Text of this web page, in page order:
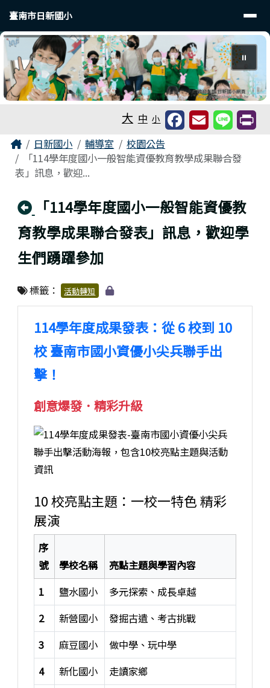
臺南市日新國小
導覽列
臺南市日新國小
⏸
大 中 小
主內容區域
Home日新國小 輔導室
校園公告
「114學年度國小一般智能資優教育教學成果聯合發
表」訊息，歡迎...
回上頁
「114學年度國小一般智能資優教
育教學成果聯合發表」訊息，歡迎學
生們踴躍參加
標籤： 活動轉知
114學年度成果發表：從 6 校到 10
校 臺南市國小資優小尖兵聯手出
擊！
創意爆發．精彩升級
10 校亮點主題：一校一特色 精彩
展演
序
號
學校名稱
亮點主題與學習內容
1
鹽水國小
多元探索、成長卓越
2
新營國小
發掘古遺、考古挑戰
3
麻豆國小
做中學、玩中學
4
新化國小 走讀家鄉
頁尾區域